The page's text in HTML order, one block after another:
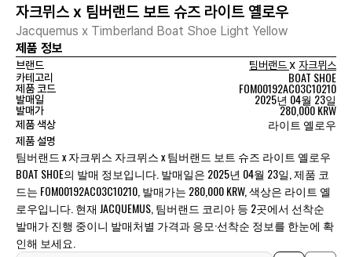
자크뮈스 x 팀버랜드 보트 슈즈 라이트 옐로우
Jacquemus x Timberland Boat Shoe Light Yellow
제품 정보
브랜드 팀버랜드x 자크뮈스
카테고리
BOAT SHOE
제품 코드 FOM00192AC03C10210
발매일 2025년 04월 23일
발매가 280,000 KRW
제품 색상 라이트 옐로우
제품 설명
팀버랜드 x 자크뮈스 자크뮈스 x 팀버랜드 보트 슈즈 라이트 옐로우
BOAT SHOE의 발매 정보입니다. 발매일은 2025년 04월 23일, 제품 코
드는 FOM00192AC03C10210, 발매가는 280,000 KRW, 색상은 라이트 옐
로우입니다. 현재 JACQUEMUS, 팀버랜드 코리아 등 2곳에서 선착순
발매가 진행 중이니 발매처별 가격과 응모·선착순 정보를 한눈에 확
인해 보세요.